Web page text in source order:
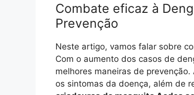
Combate eficaz à
Prevenção
Neste artigo, vamos falar sobre
Com o aumento dos casos de
melhores maneiras de
os sintomas da doença, além de